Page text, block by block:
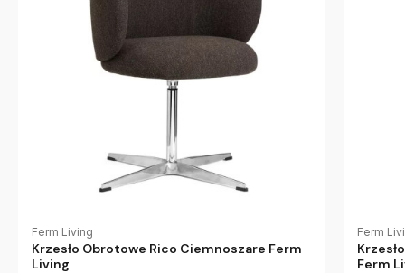
Ferm Living
Krzesło Obrotowe Rico Ciemnoszare Ferm
Living
Ferm
Ferm